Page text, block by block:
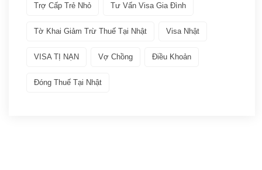
Làm việc tai Nhật(12)
Lưu trú ngắn hạn(2)
Trợ Cấp Trẻ Nhỏ Tư Vấn Visa Gia Đình
Tờ Khai Giảm Trừ Thuế Tại Nhật Visa Nhật
VISA TỊ NẠN Vợ Chồng Điều Khoản
Đóng Thuế Tại Nhật